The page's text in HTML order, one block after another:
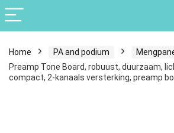
Home PA and podium
Preamp Tone Board, robuust, duurzaam,
compact, 2-kanaals versterking, preamp